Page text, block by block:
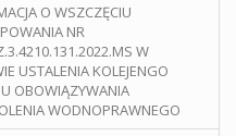
O WSZCZĘCIU
NR
W
USTALENIA KOLEJENGO
OBOWIĄZYWANIA
WODNOPRAWNEGO